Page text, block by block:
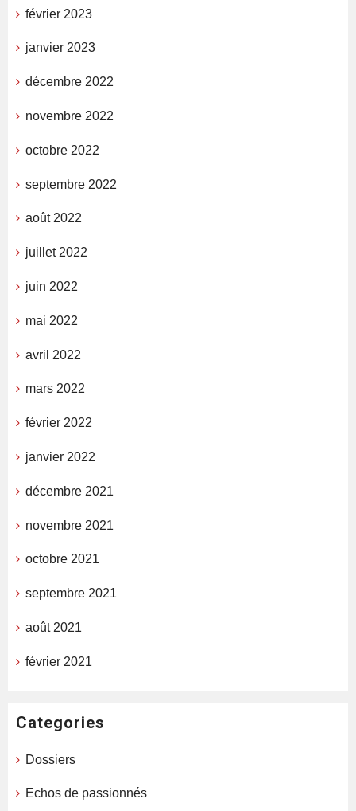
février 2023
janvier 2023
décembre 2022
novembre 2022
octobre 2022
septembre 2022
août 2022
juillet 2022
juin 2022
mai 2022
avril 2022
mars 2022
février 2022
janvier 2022
décembre 2021
novembre 2021
octobre 2021
septembre 2021
août 2021
février 2021
Categories
Dossiers
Echos de passionnés